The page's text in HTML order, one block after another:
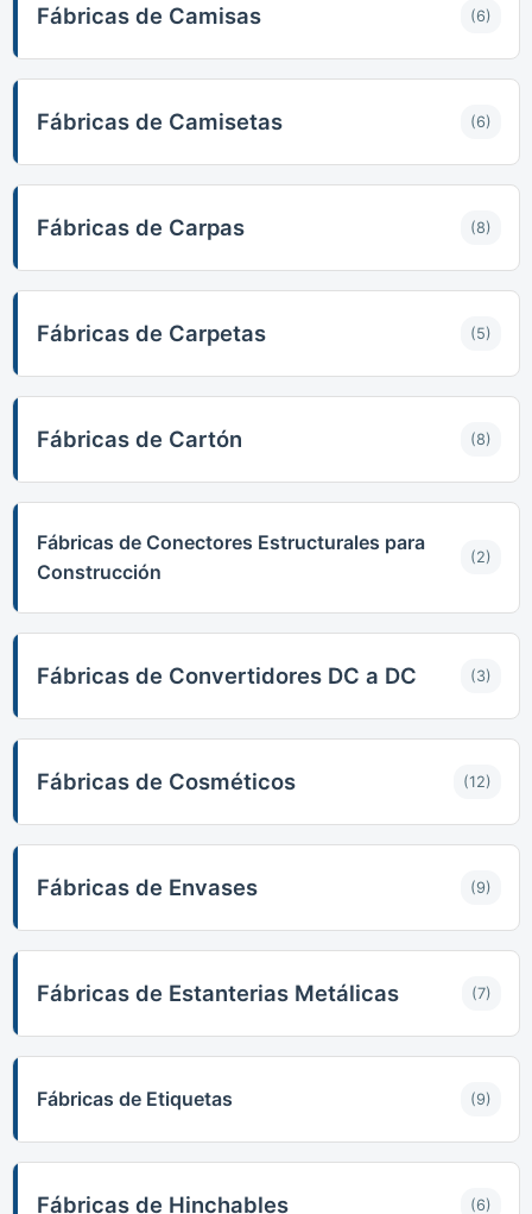
Fábricas de Camisas (6)
Fábricas de Camisetas (6)
Fábricas de Carpas (8)
Fábricas de Carpetas (5)
Fábricas de Cartón (8)
Fábricas de Conectores Estructurales para
Construcción
(2)
Fábricas de Convertidores DC a DC (3)
Fábricas de Cosméticos (12)
Fábricas de Envases (9)
Fábricas de Estanterias Metálicas (7)
Fábricas de Etiquetas (9)
Fábricas de Hinchables (6)